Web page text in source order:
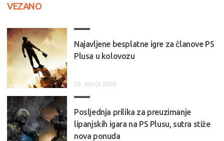
VEZANO
Najavljene besplatne igre za članove PS
Plusa u kolovozu
29. srpnja 2026.
Posljednja prilika za preuzimanje
lipanjskih igara na PS Plusu, sutra stiže
nova ponuda